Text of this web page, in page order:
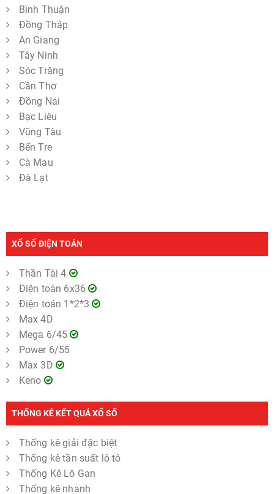
Bình Thuận
Đồng Tháp
An Giang
Tây Ninh
Sóc Trăng
Cần Thơ
Đồng Nai
Bạc Liêu
Vũng Tàu
Bến Tre
Cà Mau
Đà Lạt
XỔ SỐ ĐIỆN TOÁN
Thần Tài 4
Điện toán 6x36
Điện toán 1*2*3
Max 4D
Mega 6/45
Power 6/55
Max 3D
Keno
THỐNG KÊ KẾT QUẢ XỔ SỐ
Thống kê giải đặc biệt
Thống kê tần suất lô tô
Thống Kê Lô Gan
Thống kê nhanh